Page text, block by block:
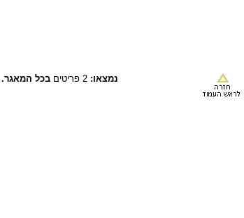
נמצאו: בכל המאגר.